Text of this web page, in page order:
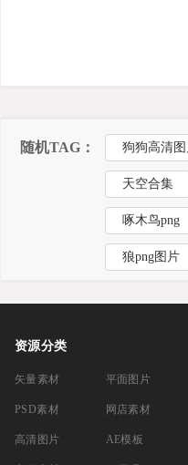
随机TAG： 狗狗高清
天空合集
啄木鸟png
狼png图片
资源分类
矢量素材
PSD素材
高清图片
平面图片
网店素材
AE模板